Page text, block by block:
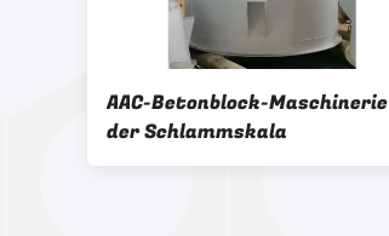
AAC-Betonblock-Maschinerie
der Schlammskala